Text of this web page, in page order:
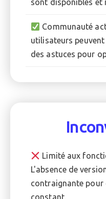
sont disponibles et
Communauté
utilisateurs
des astuces pour
Limité aux
L'absence de
contraignante pour
constant.